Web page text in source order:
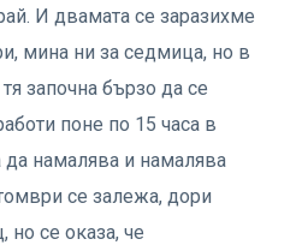
И двамата се заразихме
мина ни за седмица, но в
започна бързо да се
поне по 15 часа в
намалява и намалява
се залежа, дори
се оказа, че